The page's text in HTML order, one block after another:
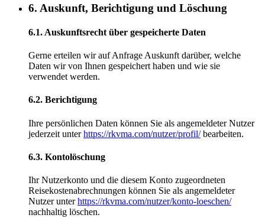
6. Auskunft, Berichtigung und Löschung
6.1. Auskunftsrecht über gespeicherte Daten
Gerne erteilen wir auf Anfrage Auskunft darüber, welche
Daten wir von Ihnen gespeichert haben und wie sie
verwendet werden.
6.2. Berichtigung
Ihre persönlichen Daten können Sie als angemeldeter Nutzer
jederzeit unterhttps://rkvma.com/nutzer/profil/bearbeiten.
6.3. Kontolöschung
Ihr Nutzerkonto und die diesem Konto zugeordneten
Reisekostenabrechnungen können Sie als angemeldeter
Nutzer unterhttps://rkvma.com/nutzer/konto-loeschen/
nachhaltig löschen.